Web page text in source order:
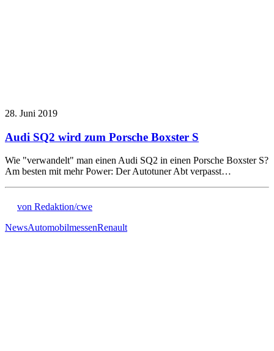
28. Juni 2019
Audi SQ2 wird zum Porsche Boxster S
Wie "verwandelt" man einen Audi SQ2 in einen Porsche Boxster S?
Am besten mit mehr Power: Der Autotuner Abt verpasst…
von Redaktion/cwe
NewsAutomobilmessenRenault